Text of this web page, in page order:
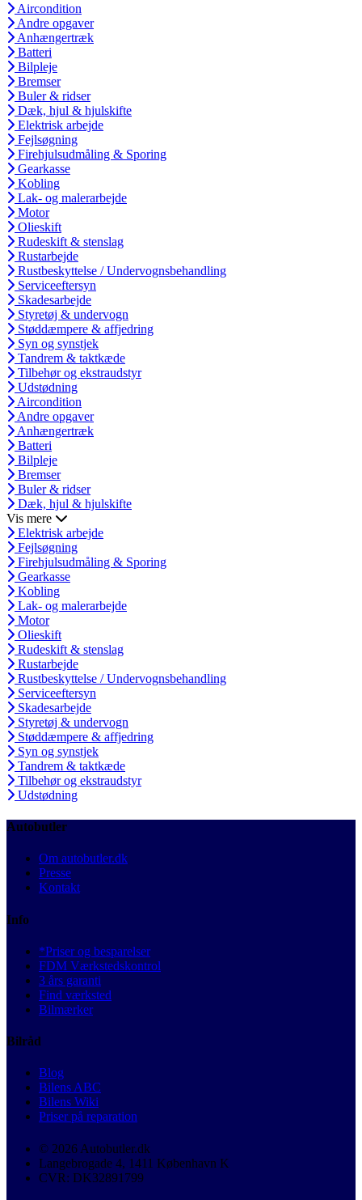
Aircondition
Andre opgaver
Anhængertræk
Batteri
Bilpleje
Bremser
Buler & ridser
Dæk, hjul & hjulskifte
Elektrisk arbejde
Fejlsøgning
Firehjulsudmåling & Sporing
Gearkasse
Kobling
Lak- og malerarbejde
Motor
Olieskift
Rudeskift & stenslag
Rustarbejde
Rustbeskyttelse / Undervognsbehandling
Serviceeftersyn
Skadesarbejde
Styretøj & undervogn
Støddæmpere & affjedring
Syn og synstjek
Tandrem & taktkæde
Tilbehør og ekstraudstyr
Udstødning
Aircondition
Andre opgaver
Anhængertræk
Batteri
Bilpleje
Bremser
Buler & ridser
Dæk, hjul & hjulskifte
Vis mere
Elektrisk arbejde
Fejlsøgning
Firehjulsudmåling & Sporing
Gearkasse
Kobling
Lak- og malerarbejde
Motor
Olieskift
Rudeskift & stenslag
Rustarbejde
Rustbeskyttelse / Undervognsbehandling
Serviceeftersyn
Skadesarbejde
Styretøj & undervogn
Støddæmpere & affjedring
Syn og synstjek
Tandrem & taktkæde
Tilbehør og ekstraudstyr
Udstødning
Autobutler
Om autobutler.dk
Presse
Kontakt
Info
*Priser og besparelser
FDM Værkstedskontrol
3 års garanti
Find værksted
Bilmærker
Bilråd
Blog
Bilens ABC
Bilens Wiki
Priser på reparation
© 2026 Autobutler.dk
Langebrogade 4, 1411 København K
CVR: DK32891799